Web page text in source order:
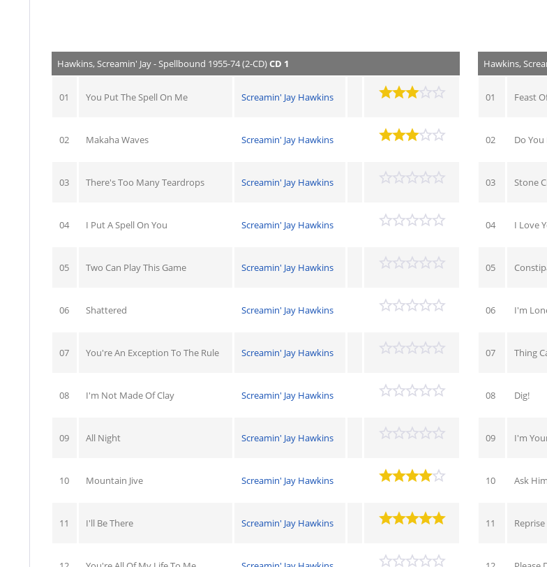
Hawkins, Screamin' Jay - Spellbound 1955-74 (2-CD)CD 1
01 You Put The Spell On Me Screamin' Jay Hawkins
02 Makaha Waves Screamin' Jay Hawkins
03 There's Too Many Teardrops Screamin' Jay Hawkins
04 I Put A Spell On You Screamin' Jay Hawkins
05 Two Can Play This Game Screamin' Jay Hawkins
06 Shattered Screamin' Jay Hawkins
07 You're An Exception To The Rule Screamin' Jay Hawkins
08 I'm Not Made Of Clay Screamin' Jay Hawkins
09 All Night Screamin' Jay Hawkins
10 Mountain Jive Screamin' Jay Hawkins
11 I'll Be There Screamin' Jay Hawkins
Hawkins,
01 Feast
02 Do You
03 Stone
04 I Love
05
06 I'm
07 Thing
08 Dig!
09 I'm
10 Ask Him
11 Reprise